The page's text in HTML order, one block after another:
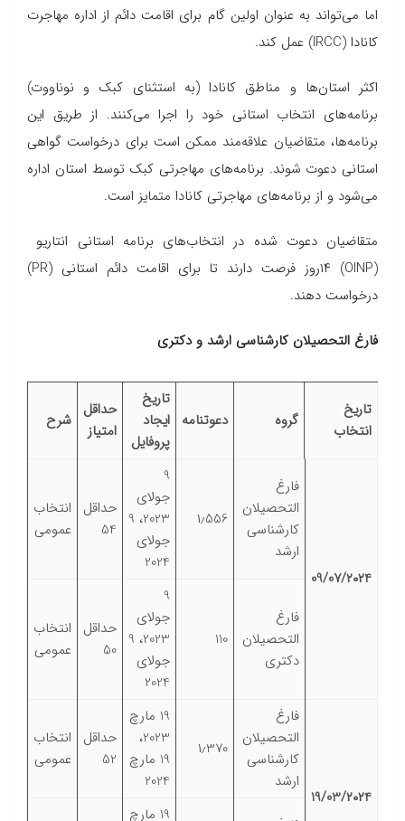
اما می‌تواند به عنوان اولین گام برای اقامت دائم از اداره مهاجرت
کانادا (IRCC) عمل کند.
اکثر استان‌ها و مناطق کانادا (به استثنای کبک و نوناووت)
برنامه‌های انتخاب استانی خود را اجرا می‌کنند. از طریق این
برنامه‌ها، متقاضیان علاقه‌مند ممکن است برای درخواست گواهی
استانی دعوت شوند. برنامه‌های مهاجرتی کبک توسط استان اداره
می‌شود و از برنامه‌های مهاجرتی کانادا متمایز است.
متقاضیان دعوت شده در انتخاب‌های برنامه استانی انتاریو
(OINP) ۱۴روز فرصت دارند تا برای اقامت دائم استانی (PR)
درخواست دهند.
فارغ التحصیلان کارشناسی ارشد و دکتری
تاریخ
انتخاب
گروه دعوتنامه
تاریخ
ایجاد
پروفایل
حداقل
امتیاز
شرح
09/07/۲۰۲4
فارغ
التحصیلان
کارشناسی
ارشد
۱٫556
9
جولای
2023، 9
جولای
2024
حداقل
54
انتخاب
عمومی
فارغ
التحصیلان
دکتری
110
9
جولای
2023، 9
جولای
2024
حداقل
50
انتخاب
عمومی
19/03/۲۰۲4
فارغ
التحصیلان
کارشناسی
ارشد
۱٫370
19 مارچ
2023،
19 مارچ
2024
حداقل
52
انتخاب
عمومی
19 مارچ